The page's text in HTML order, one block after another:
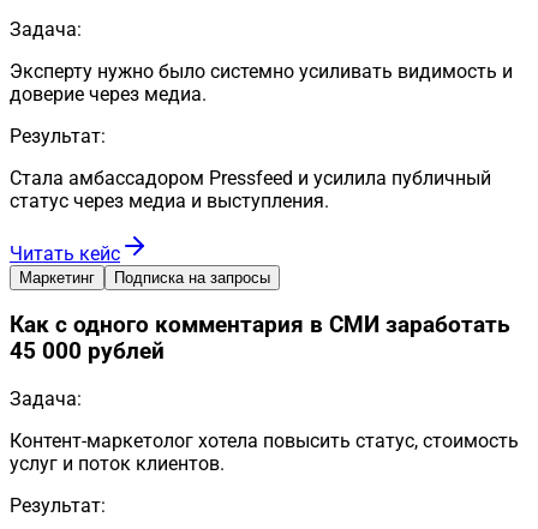
Задача:
Эксперту нужно было системно усиливать видимость и
доверие через медиа.
Результат:
Стала амбассадором Pressfeed и усилила публичный
статус через медиа и выступления.
Читать кейс
Маркетинг Подписка на запросы
Как с одного комментария в СМИ заработать
45 000 рублей
Задача:
Контент-маркетолог хотела повысить статус, стоимость
услуг и поток клиентов.
Результат: